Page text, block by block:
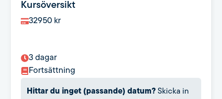
Kursöversikt
32950 kr
3 dagar
Fortsättning
Hittar du inget (passande) datum? Skicka in